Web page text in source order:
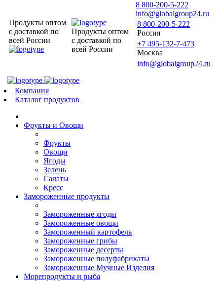
Продукты оптом
с доставкой по
всей России
Продукты оптом
с доставкой по
всей России
8 800-200-5-222
info@globalgroup24.ru
8 800-200-5-222
Россия
+7 495-132-7-473
Москва
info@globalgroup24.ru
Компания
Каталог продуктов
Фрукты и Овощи
Фрукты
Овощи
Ягоды
Зелень
Салаты
Кресс
Замороженные продукты
Замороженные ягоды
Замороженные овощи
Замороженный картофель
Замороженные грибы
Замороженные десерты
Замороженные полуфабрикаты
Замороженные Мучные Изделия
Морепродукты и рыба